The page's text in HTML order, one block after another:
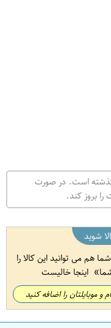
گذشته است. در صورت
را بروز کند.
شوید
هم می توانید این کالا را
اینجا خالیست
و موبایلتان را اضافه کنید